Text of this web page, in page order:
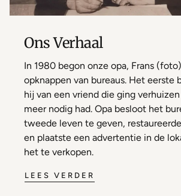
Ons Verhaal
In 1980 begon onze opa, Frans
opknappen van bureaus. Het eerste
hij van een vriend die ging
meer nodig had. Opa besloot het
tweede leven te geven,
en plaatste een advertentie in de
het te verkopen.
LEES VERDER